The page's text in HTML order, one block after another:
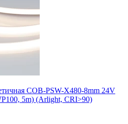
COB-PSW-X480-8mm 24V
5m) (Arlight, CRI>90)